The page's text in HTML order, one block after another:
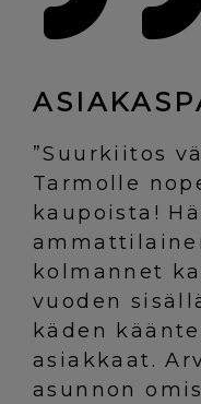
”Suurkiitos
Tarmolle
kaupoista!
kolmannet
vuoden
käden
asiakkaat.
asunnon